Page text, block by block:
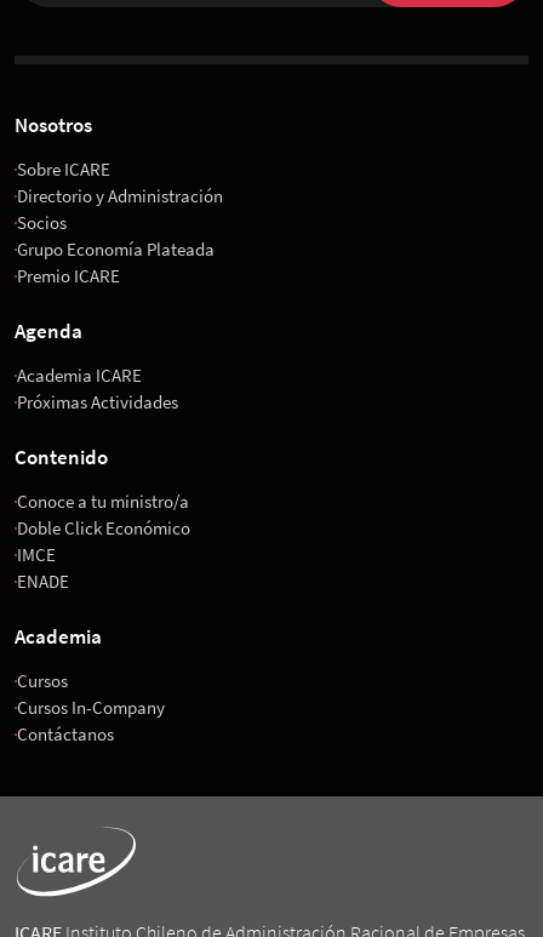
Nosotros
Sobre ICARE
Directorio y Administración
Socios
Grupo Economía Plateada
Premio ICARE
Agenda
Academia ICARE
Próximas Actividades
Contenido
Conoce a tu ministro/a
Doble Click Económico
IMCE
ENADE
Academia
Cursos
Cursos In-Company
Contáctanos
ICARE Instituto Chileno de Administración Racional de Empresas